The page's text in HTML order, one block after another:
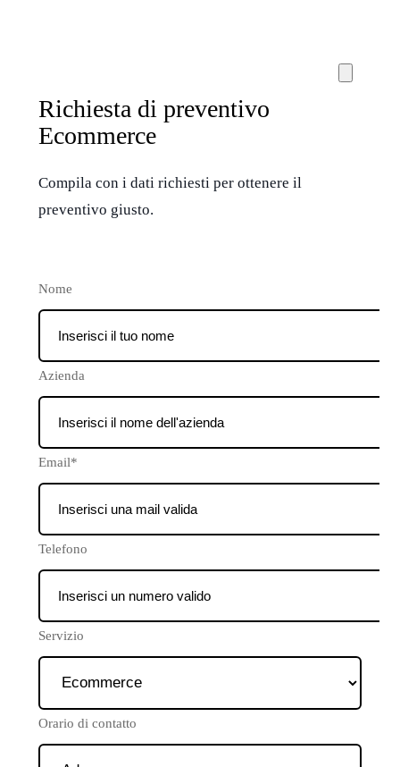
Richiesta di preventivo
Ecommerce
Compila con i dati richiesti per ottenere il
preventivo giusto.
Nome
Azienda
Email*
Telefono
Servizio
Orario di contatto